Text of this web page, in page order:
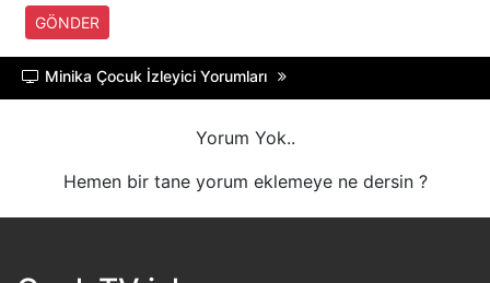
TLC
BLOOMBERG HT
GÖNDER
Minika Çocuk İzleyici Yorumları
Yorum Yok..
Hemen bir tane yorum eklemeye ne dersin ?